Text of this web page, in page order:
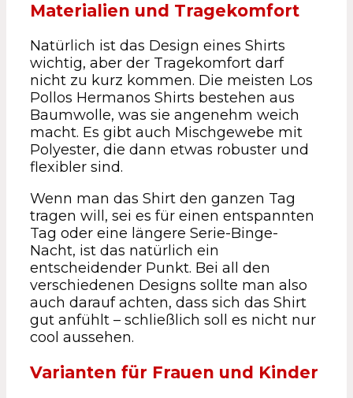
Materialien und Tragekomfort
Natürlich ist das Design eines Shirts
wichtig, aber der Tragekomfort darf
nicht zu kurz kommen. Die meisten Los
Pollos Hermanos Shirts bestehen aus
Baumwolle, was sie angenehm weich
macht. Es gibt auch Mischgewebe mit
Polyester, die dann etwas robuster und
flexibler sind.
Wenn man das Shirt den ganzen Tag
tragen will, sei es für einen entspannten
Tag oder eine längere Serie-Binge-
Nacht, ist das natürlich ein
entscheidender Punkt. Bei all den
verschiedenen Designs sollte man also
auch darauf achten, dass sich das Shirt
gut anfühlt – schließlich soll es nicht nur
cool aussehen.
Varianten für Frauen und Kinder